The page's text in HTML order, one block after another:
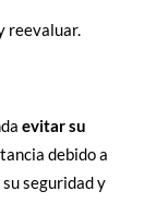
reevaluar.
evitar su
debido a
seguridad y